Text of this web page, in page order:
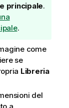
principale.
.
come
se
Libreria
del
a